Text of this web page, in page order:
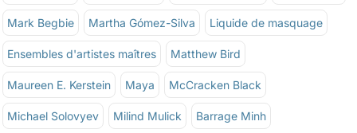
Mark Begbie Martha Gómez-Silva Liquide de masquage
Ensembles d'artistes maîtres Matthew Bird
Maureen E. Kerstein Maya McCracken Black
Michael Solovyev Milind Mulick Barrage Minh